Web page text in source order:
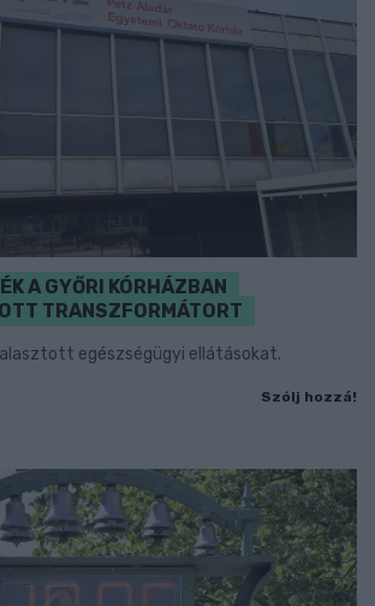
A GYŐRI KÓRHÁZBAN
TRANSZFORMÁTORT
egészségügyi ellátásokat.
Szólj hozzá!